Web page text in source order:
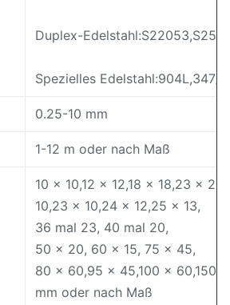
Duplex-
Spezielles Edelstahl:904L,347/
0.25-10 mm
1-12 m oder nach Maß
10 × 10,12 × 12,18 × 18,23 ×
10,23 × 10,24 × 12,25 × 13,
36 mal 23, 40 mal 20,
50 × 20, 60 × 15, 75 × 45,
80 × 60,95 × 45,100 × 60,150
mm oder nach Maß